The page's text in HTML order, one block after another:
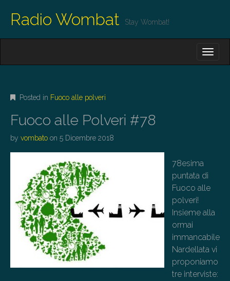
Radio Wombat Stay Wombat!
M
E
N
U
C
N
E
Posted in Fuoco alle polveri
Fuoco alle Polveri #78
by vombato on 5 Dicembre 2018
78esima
puntata di
Fuoco alle
polveri!
Insieme alla
ormai
immancabile
Nardellata vi
proponiamo
tre interviste: